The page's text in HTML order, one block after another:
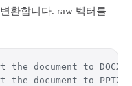
환합니다. raw 벡터를
the document to DOCX
the document to PPTX